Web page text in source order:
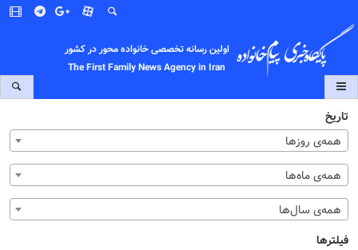
اولین رسانه تخصصی خانواده محور در کشور
The First Family News Agency in Iran
تاریخ
همه‌ی روزها
همه‌ی ماه‌ها
همه‌ی سال‌ها
فیلترها